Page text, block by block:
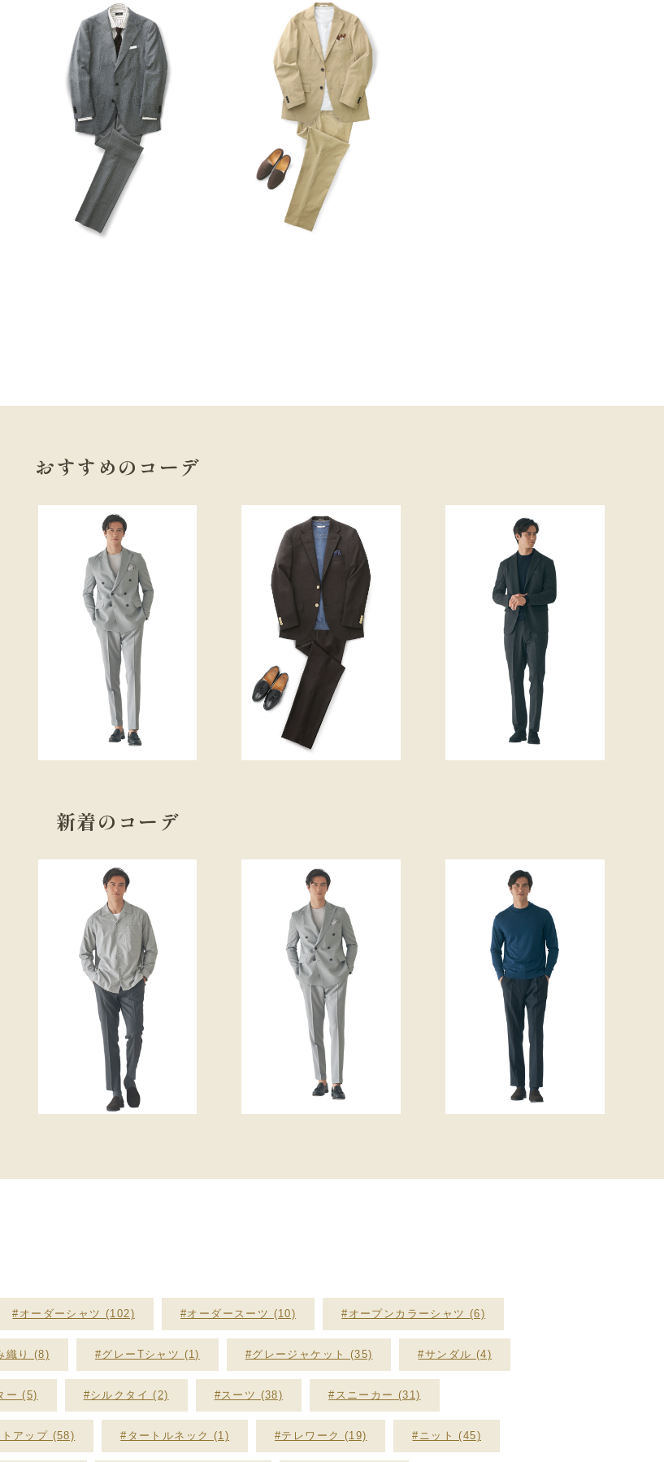
おすすめのコーデ
新着のコーデ
#オーダーシャツ (102) #オーダースーツ (10) #オープンカラーシャツ (6)
織り (8) #グレーTシャツ (1) #グレージャケット (35) #サンダル (4)
ー (5) #シルクタイ (2) #スーツ (38) #スニーカー (31)
アップ (58) #タートルネック (1) #テレワーク (19) #ニット (45)